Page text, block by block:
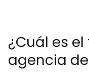
¿Cuál es
agencia